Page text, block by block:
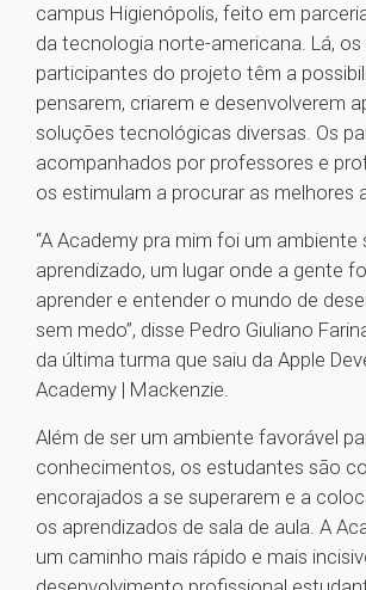
campus Higienópolis, feito em
da tecnologia norte-americana. Lá, os
participantes do projeto têm a
pensarem, criarem e desenvolverem
soluções tecnológicas diversas. Os
acompanhados por professores e
os estimulam a procurar as melhores
“A Academy pra mim foi um ambiente
aprendizado, um lugar onde a gente
aprender e entender o mundo de
sem medo”, disse Pedro Giuliano
da última turma que saiu da Apple
Academy | Mackenzie.
Além de ser um ambiente favorável
conhecimentos, os estudantes são
encorajados a se superarem e a
os aprendizados de sala de aula. A
um caminho mais rápido e mais